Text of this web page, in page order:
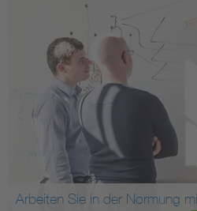
Arbeiten Sie in der Normung